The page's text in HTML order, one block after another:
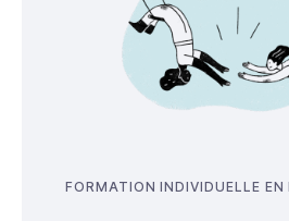
FORMATION INDIVIDUELLE EN